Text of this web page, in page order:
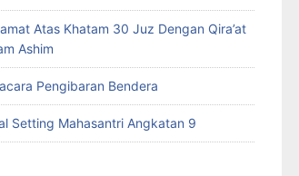
Atas Khatam 30 Juz Dengan Qira’at
Ashim
Pengibaran Bendera
Setting Mahasantri Angkatan 9